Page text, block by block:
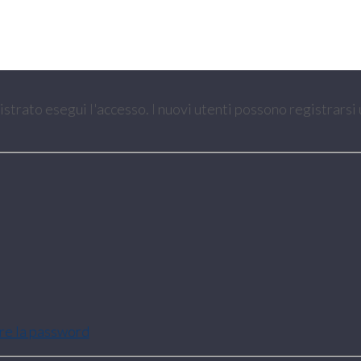
esegui l'accesso. I nuovi utenti possono
la password